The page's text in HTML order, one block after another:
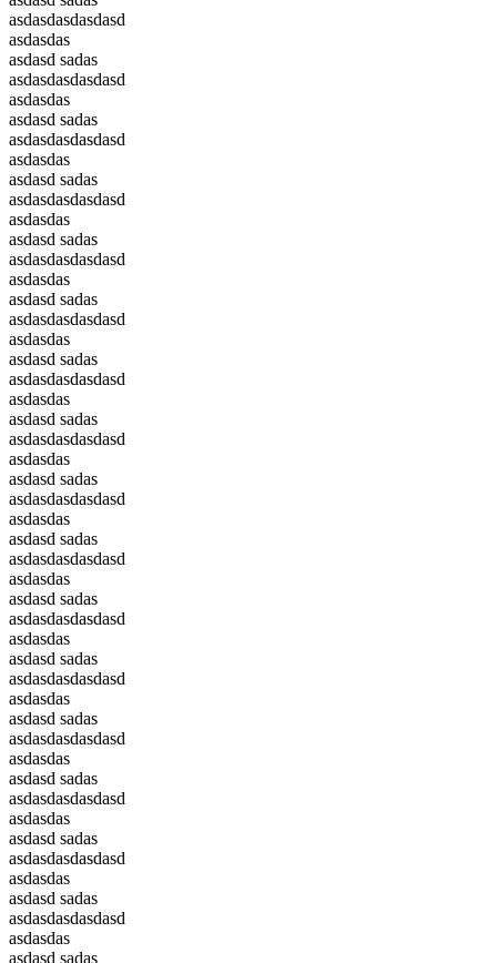
asdasdasdasdasd
asdasdas
asdasd sadas
asdasdasdasdasd
asdasdas
asdasd sadas
asdasdasdasdasd
asdasdas
asdasd sadas
asdasdasdasdasd
asdasdas
asdasd sadas
asdasdasdasdasd
asdasdas
asdasd sadas
asdasdasdasdasd
asdasdas
asdasd sadas
asdasdasdasdasd
asdasdas
asdasd sadas
asdasdasdasdasd
asdasdas
asdasd sadas
asdasdasdasdasd
asdasdas
asdasd sadas
asdasdasdasdasd
asdasdas
asdasd sadas
asdasdasdasdasd
asdasdas
asdasd sadas
asdasdasdasdasd
asdasdas
asdasd sadas
asdasdasdasdasd
asdasdas
asdasd sadas
asdasdasdasdasd
asdasdas
asdasd sadas
asdasdasdasdasd
asdasdas
asdasd sadas
asdasdasdasdasd
asdasdas
asdasd sadas